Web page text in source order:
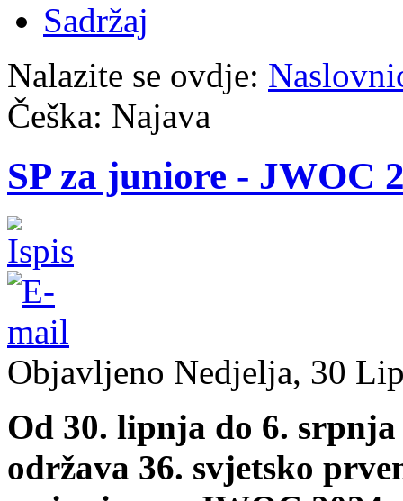
Sadržaj
Nalazite se ovdje:
Češka: Najava
SP za juniore - JWOC
Objavljeno Nedjelja, 30
Od 30. lipnja do 6. srpnja
održava 36. svjetsko